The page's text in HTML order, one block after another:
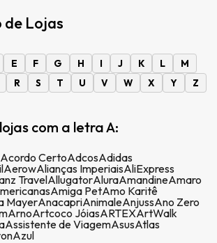
de Lojas
E F G H I J K L
M
R S T U V W X Y Z
com a letra A:
Acordo CertoAdcosAdidas
AerowAlianças ImperiaisAliExpress
TravelAllugatorAluraAmandineAmaro
Amiga PetAmo Karitê
MayerAnacapriAnimaleAnjussAno Zero
ArnoArtcoco JóiasARTEXArtWalk
Assistente de ViagemAsusAtlas
Azul